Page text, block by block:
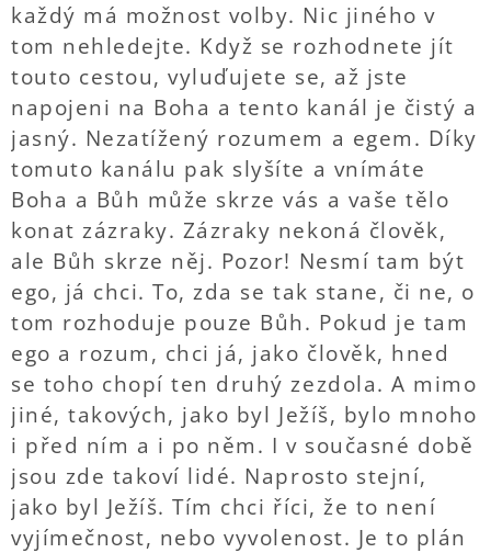
každý má možnost volby. Nic jiného v
tom nehledejte. Když se rozhodnete jít
touto cestou, vyluďujete se, až jste
napojeni na Boha a tento kanál je čistý a
jasný. Nezatížený rozumem a egem. Díky
tomuto kanálu pak slyšíte a vnímáte
Boha a Bůh může skrze vás a vaše tělo
konat zázraky. Zázraky nekoná člověk,
ale Bůh skrze něj. Pozor! Nesmí tam být
ego, já chci. To, zda se tak stane, či ne, o
tom rozhoduje pouze Bůh. Pokud je tam
ego a rozum, chci já, jako člověk, hned
se toho chopí ten druhý zezdola. A mimo
jiné, takových, jako byl Ježíš, bylo mnoho
i před ním a i po něm. I v současné době
jsou zde takoví lidé. Naprosto stejní,
jako byl Ježíš. Tím chci říci, že to není
vyjímečnost, nebo vyvolenost. Je to plán